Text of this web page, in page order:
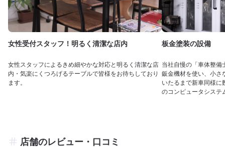
女性受付スタッフ！明るく清潔な店内
女性スタッフによるきめ細やかな対応と明るく清潔な店
内・気楽にくつろげるテーブルで皆様をお待ちしており
ます。
板金塗装の設備
当社自慢の「車体整備
鈑金機材を使い、小さ
いたるまで新車同様に
のコンピュータシステ
店舗のレビュー・口コミ